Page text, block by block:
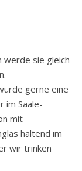
werde sie gleich
gerne eine
im Saale-
mit
haltend im
wir trinken